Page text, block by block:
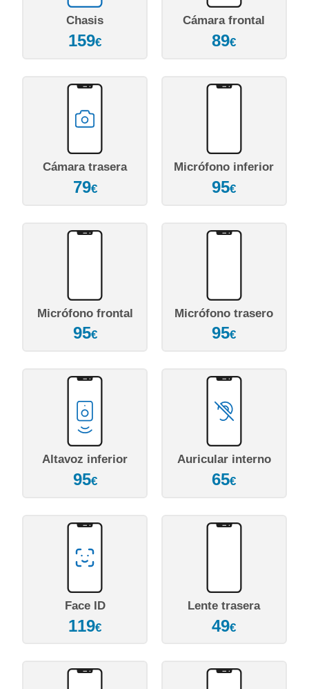
Chasis
159€
Cámara frontal
89€
Cámara trasera
79€
Micrófono inferior
95€
Micrófono frontal
95€
Micrófono trasero
95€
Altavoz inferior
95€
Auricular interno
65€
Face ID
119€
Lente trasera
49€